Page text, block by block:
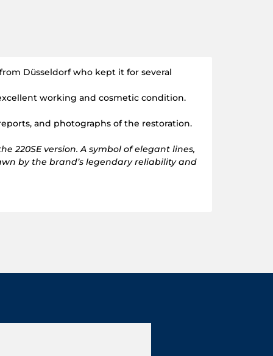
Düsseldorf who kept it for several
working and cosmetic condition.
and photographs of the restoration.
220SE version. A symbol of elegant lines,
by the brand’s legendary reliability and